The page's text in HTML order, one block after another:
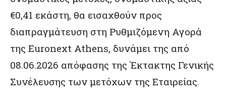
€0,41 εκάστη, θα εισαχθούν προς
διαπραγμάτευση στη Ρυθμιζόμενη Αγορά
της Euronext Athens, δυνάμει της από
08.06.2026 απόφασης της Έκτακτης Γενικής
Συνέλευσης των μετόχων της Εταιρείας.